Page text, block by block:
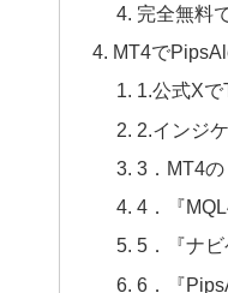
完全無料
MT4で
1.公式X
2.インジ
3．MT4
4．『
5．『ナ
6．『